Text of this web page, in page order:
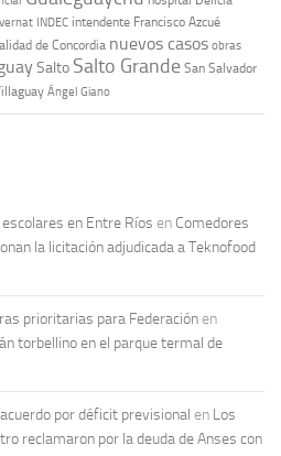
INDEC intendente Francisco Azcué
de Concordia nuevos casos obras
Salto Salto Grande San Salvador
Ángel Giano
en Entre Ríos en Comedores
la licitación adjudicada a Teknofood
prioritarias para Federación en
torbellino en el parque termal de
por déficit previsional en Los
reclamaron por la deuda de Anses con